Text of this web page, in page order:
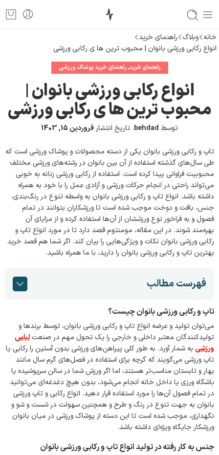
خانه وبلاگ راهنمای خرید
انواع رکابی ورزشی بانوان | محبوب ترین ها ی رکابی ورزشی
راهنمای خرید,راهنمای خرید پوشاک ورزشی
انواع رکابی ورزشی بانوان |
محبوب ترین ها ی رکابی ورزشی
توسط behdad
. تاریخ انتشار فروردین 15, 1403
تاپ و رکابی ورزشی بانوان یکی از دسته محصولات و پوشاک ورزشی است که
طی سال‌های گذشته استفاده از آن بین بانوان در رشته‌های ورزشی مختلف
محبوبیت فراوانی پیدا کرده است. استفاده از رکابی ورزشی زنانه به خوبی
می‌تواند راحتی در انجام حرکات ورزشی و آزادی عمل را با خود به همراه
داشته باشد. انواع تاپ و رکابی ورزشی بانوان به واسطه تنوع در رنگ‌بندی،
جنس، بافت و دوخت موجب شده است تا ورزشکاران بتوانند در تمام
فصول و به فراخور نوع ورزششان از آن‌ها استفاده کرده و از مزایای آن
بهره‌مند شوند. در این مقاله، مومنتوم قصد دارد تا در مورد انواع تاپ و
رکابی ورزشی بانوان نکات و ویژگی‌هایی را بیان کند. اگر شما هم قصد خرید
بهترین تاپ و رکابی ورزشی بانوان را دارید، با ما همراه باشید.
فهرست مطالب
تاپ و رکابی ورزشی بانوان چیست؟
می‌توان تولید و عرضه انواع تاپ و رکابی ورزشی بانوان، توسط برندها و
تولید‌کنندگان معتبر داخلی و خارجی را یک تحول مهم در صنعت لباس
ورزشی به شمار آورد. به طور کلی پیراهن‌های ورزشی بدون آستین را رکابی یا
تاپ ورزشی می‌گویند که گرچه برای استفاده در فصل‌های گرم سال مانند
بهار و تابستان مناسب‌تر هستند، اما اگر ورزش شما در سالن سرپوشیده‌ یا
باشگاه ورزی یا داخل خانه انجام می‌شود، بدون هیچ دغدغه‌ای می‌توانید
در تمام فصول آن‌ها را مورد استفاده قرار دهید. انواع رکابی و تاپ ورزشی
بانوان به جهت تنوع در رنگ و طرح و همچنین سهولت در شست و شو و
نگهداری، موجب شده است تا این دسته از پوشاک ورزشی در میان بانوان
ورزشکار جایگاه ویژه‌ای داشته باشد.
جنس به کار رفته در تولید انواع تاپ و رکابی ورزشی بانوان